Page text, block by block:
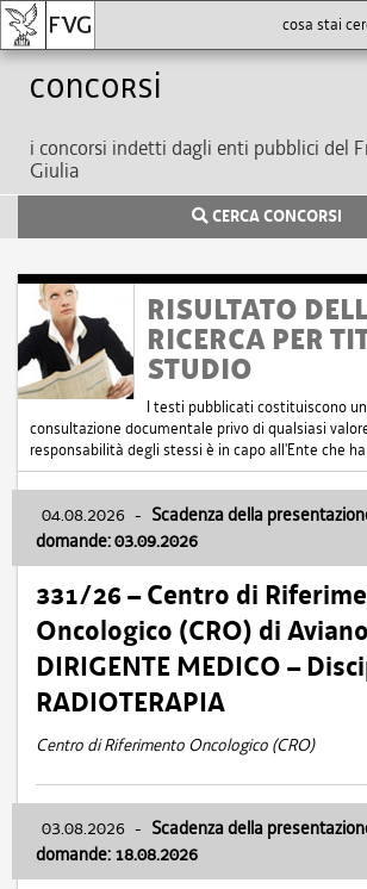
Concorsi
i concorsi indetti dagli enti pubblici del
Giulia
CERCA CONCORSI
RISULTATO
RICERCA PER
STUDIO
I testi pubblicati costituiscono
consultazione documentale privo di qualsiasi
responsabilità degli stessi è in capo all'Ente che
04.08.2026 - Scadenza della
domande: 03.09.2026
331/26 – Centro di
Oncologico (CRO) di
DIRIGENTE MEDICO –
RADIOTERAPIA
Centro di Riferimento Oncologico (CRO)
03.08.2026 - Scadenza della
domande: 18.08.2026